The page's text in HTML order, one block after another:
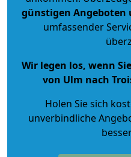
günstigen Angeboten
umfassender
Wir legen los, wenn
von Ulm nach
Holen Sie sich
unverbindliche